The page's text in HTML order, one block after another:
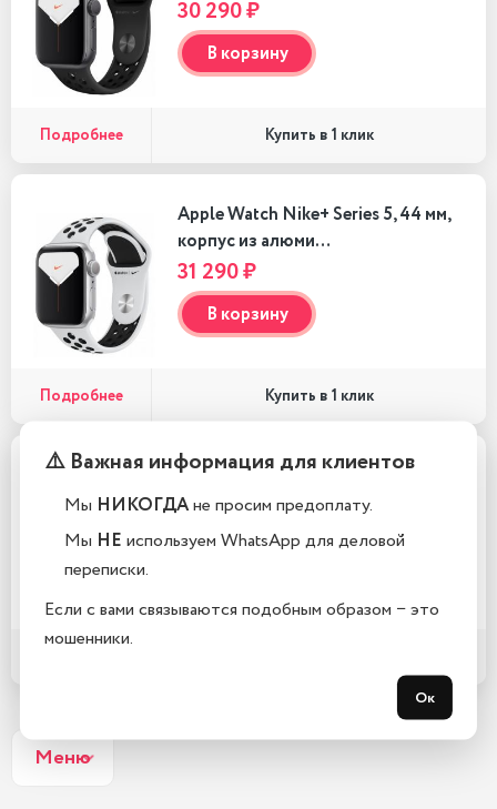
30 290 ₽
В корзину
Подробнее Купить в 1 клик
Apple Watch Nike+ Series 5, 44 мм,
корпус из алюми…
31 290 ₽
В корзину
Подробнее Купить в 1 клик
Apple Watch Nike+ Series 5, 44 мм,
корпус из алюми…
29 290 ₽
Меню
⚠️ Важная информация для клиентов
Мы НИКОГДАне просим предоплату.
Мы НЕ используем WhatsApp для деловой
переписки.
Если с вами связываются подобным образом − это
мошенники.
Ок